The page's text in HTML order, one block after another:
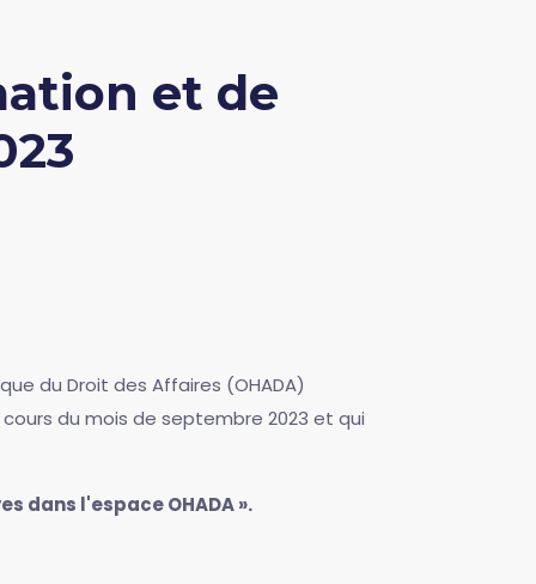
et de
du Droit des Affaires (OHADA)
du mois de septembre 2023 et qui
dans l'espace OHADA ».